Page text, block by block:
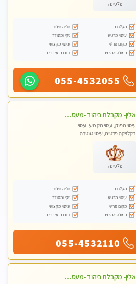
פלטינה
מקלחת
חניה חינם
עיסוי מרגיע
נקי ומסודר
מקום פרטי
עיסוי מקצועי
תמונה אמיתית
דוברת עיברית
055-4532055
אלין- מקבלת ביהוד -מעסה פרטית ואיכותית לבד ביהוד . עיסוי מפנק אצלי ביהוד
עיסוי מפנק, עיסוי מקצועי, עיסוי
בקלניקה פרטית, עיסוי טנטרה
פלטינה
מקלחת
חניה חינם
עיסוי מרגיע
נקי ומסודר
מקום פרטי
עיסוי מקצועי
תמונה אמיתית
דוברת עיברית
055-4532110
אלין- מקבלת ביהוד -מעסה פרטית ואיכותית לבד ביהוד . עיסוי מפנק איכותי מקצועי אצלי ביהוד